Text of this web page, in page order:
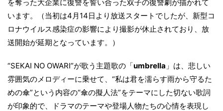
を奪った大企業に復讐を誓い合った双子の復讐劇が描かれて
います。（当初は4月14日より放送スタートでしたが、新型コ
ロナウイルス感染症の影響により撮影が休止されており、放
送開始が延期となっています。）
“SEKAI NO OWARI”が歌う主題歌の「umbrella 」は、悲しい
雰囲気のメロディーに乗せて、“私は君を濡らす雨から守るた
めの傘”という内容の“傘の擬人法”をテーマにした切ない歌詞
が印象的で、ドラマのテーマや登場人物たちの心情を表現し